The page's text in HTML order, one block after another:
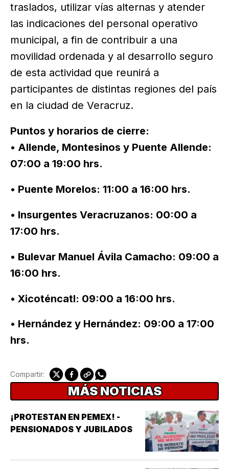
traslados, utilizar vías alternas y atender
las indicaciones del personal operativo
municipal, a fin de contribuir a una
movilidad ordenada y al desarrollo seguro
de esta actividad que reunirá a
participantes de distintas regiones del país
en la ciudad de Veracruz.
Puntos y horarios de cierre:
• Allende, Montesinos y Puente Allende:
07:00 a 19:00 hrs.
• Puente Morelos: 11:00 a 16:00 hrs.
• Insurgentes Veracruzanos: 00:00 a
17:00 hrs.
• Bulevar Manuel Ávila Camacho: 09:00 a
16:00 hrs.
• Xicoténcatl: 09:00 a 16:00 hrs.
• Hernández y Hernández: 09:00 a 17:00
hrs.
Compartir:
MÁS NOTICIAS
¡PROTESTAN EN PEMEX! -
PENSIONADOS Y JUBILADOS